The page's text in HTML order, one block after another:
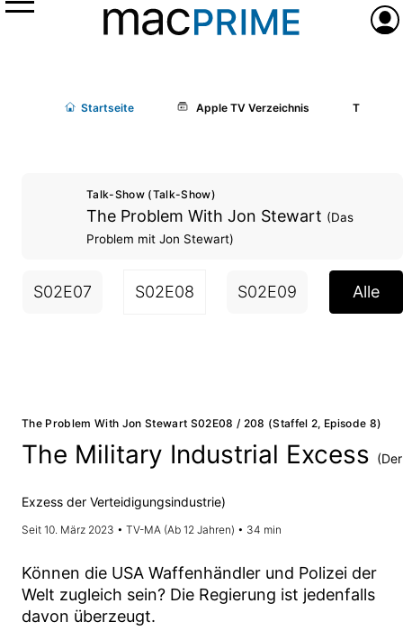
Menü
Startseite Apple TV Verzeichnis The
Talk-Show (Talk-Show)
The Problem With Jon Stewart (Das
Problem mit Jon Stewart)
S02E07 S02E08 S02E09 S02E10
Alle
The Problem With Jon Stewart S02E08 / 208 (Staffel 2, Episode 8)
The Military Industrial Excess (Der
Exzess der Verteidigungsindustrie)
Seit 10. März 2023 • TV-MA (Ab 12 Jahren) • 34 min
Können die USA Waffenhändler und Polizei der
Welt zugleich sein? Die Regierung ist jedenfalls
davon überzeugt.